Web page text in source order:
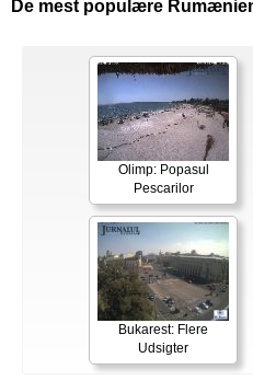
De mest populære
Olimp: Popasul
Pescarilor
Bukarest: Flere
Udsigter